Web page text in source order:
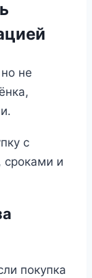
не
с
и
покупка